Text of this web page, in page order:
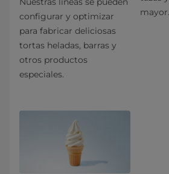
configurar y optimizar
para fabricar deliciosas
tortas heladas, barras y
otros productos
especiales.
mayor.